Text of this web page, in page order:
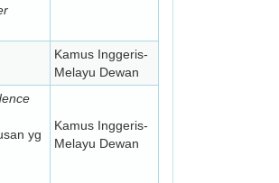
Kamus Inggeris-
Melayu Dewan
yg
Kamus Inggeris-
Melayu Dewan